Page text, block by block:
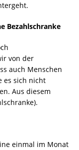
Bezahlschranke
von der
auch Menschen
es sich nicht
Aus diesem
einmal im Monat